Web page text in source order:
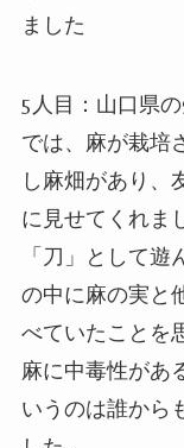
ました
5 人目：山口県の
では、麻が栽培
し麻畑があり、
に見せてくれま
「刀」として
の中に麻の実と
べていたことを
麻に中毒性があ
いうのは誰から